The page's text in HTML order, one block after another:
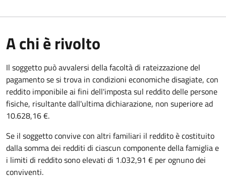
A chi è rivolto
Il soggetto può avvalersi della facoltà di rateizzazione del
pagamento se si trova in condizioni economiche disagiate, con
reddito imponibile ai fini dell'imposta sul reddito delle persone
fisiche, risultante dall'ultima dichiarazione, non superiore ad
10.628,16 €.
Se il soggetto convive con altri familiari il reddito è costituito
dalla somma dei redditi di ciascun componente della famiglia e
i limiti di reddito sono elevati di 1.032,91 € per ognuno dei
conviventi.